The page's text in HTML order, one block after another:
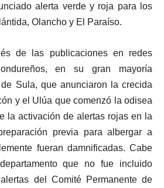
alerta verde y roja para los
Olancho y El Paraíso.
de las publicaciones en redes
en su gran mayoría
Sula, que anunciaron la crecida
y el Ulúa que comenzó la odisea
la activación de alertas rojas en la
previa para albergar a
fueran damnificadas. Cabe
que no fue incluido
del Comité Permanente de